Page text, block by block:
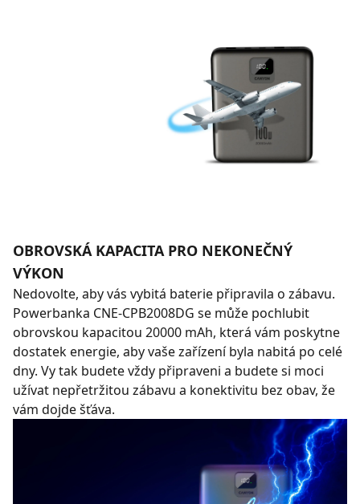
OBROVSKÁ KAPACITA PRO NEKONEČNÝ
VÝKON
Nedovolte, aby vás vybitá baterie připravila o zábavu.
Powerbanka CNE-CPB2008DG se může pochlubit
obrovskou kapacitou 20000 mAh, která vám poskytne
dostatek energie, aby vaše zařízení byla nabitá po celé
dny. Vy tak budete vždy připraveni a budete si moci
užívat nepřetržitou zábavu a konektivitu bez obav, že
vám dojde šťáva.